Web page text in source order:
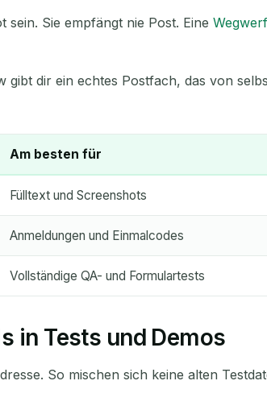
Sie empfängt nie Post. Eine
gibt dir ein echtes Postfach, das von
Am besten für
Fülltext und Screenshots
Anmeldungen und Einmalcodes
Vollständige QA- und Formulartests
in Tests und Demos
So mischen sich keine alten